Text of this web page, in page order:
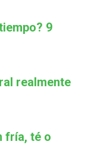
9
realmente
fría, té o